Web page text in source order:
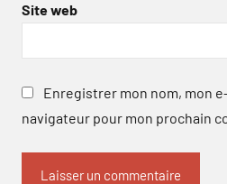
Site web
Enregistrer mon nom, mon
navigateur pour mon prochain